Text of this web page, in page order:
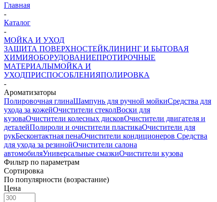
Главная
-
Каталог
-
МОЙКА И УХОД
ЗАЩИТА ПОВЕРХНОСТЕЙКЛИНИНГ И БЫТОВАЯ
ХИМИЯОБОРУДОВАНИЕПРОТИРОЧНЫЕ
МАТЕРИАЛЫМОЙКА И
УХОДПРИСПОСОБЛЕНИЯПОЛИРОВКА
-
Ароматизаторы
Полировочная глинаШампунь для ручной мойкиСредства для
ухода за кожейОчистители стеколВоски для
кузоваОчистители колесных дисковОчистители двигателя и
деталейПолироли и очистители пластикаОчистители для
рукБесконтактная пенаОчистители кондиционеров Средства
для ухода за резинойОчистители салона
автомобиляУниверсальные смазкиОчистители кузова
Фильтр по параметрам
Сортировка
По популярности (возрастание)
Цена